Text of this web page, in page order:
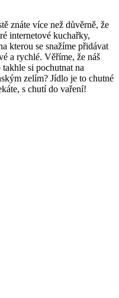
znáte více než důvěrně, že
internetové kuchařky,
kterou se snažíme přidávat
a rychlé. Věříme, že náš
si pochutnat na
zelím? Jídlo je to chutné
s chutí do vaření!